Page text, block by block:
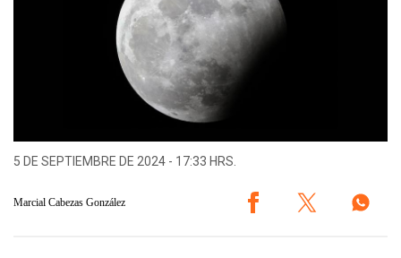
5 DE SEPTIEMBRE DE 2024 - 17:33 HRS.
Marcial Cabezas González